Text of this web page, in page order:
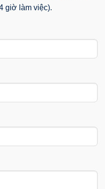
giờ làm việc).